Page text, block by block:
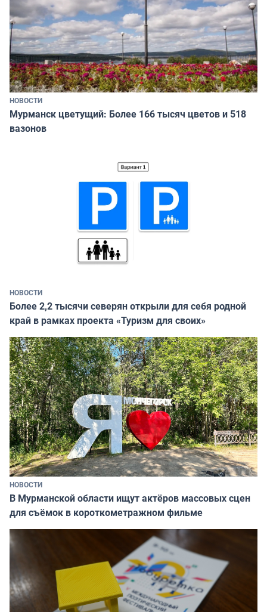
НОВОСТИ
Мурманск цветущий: Более 166 тысяч цветов и 518
вазонов
НОВОСТИ
Более 2,2 тысячи северян открыли для себя родной
край в рамках проекта «Туризм для своих»
НОВОСТИ
В Мурманской области ищут актёров массовых сцен
для съёмок в короткометражном фильме